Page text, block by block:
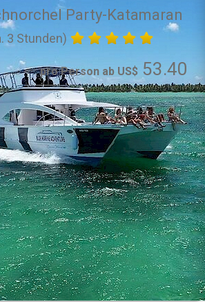
Party-Katamaran
3 Stunden)
pro Person ab US$ 53.40